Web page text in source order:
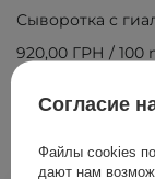
Сыворотка с
920,00 ГРН / 100
Согласие
Файлы cookies
дают нам